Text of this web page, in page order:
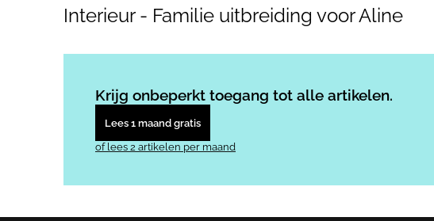
Interieur - Familie uitbreiding voor Aline
Krijg onbeperkt toegang tot alle artikelen.
Lees 1 maand gratis
of lees 2 artikelen per maand